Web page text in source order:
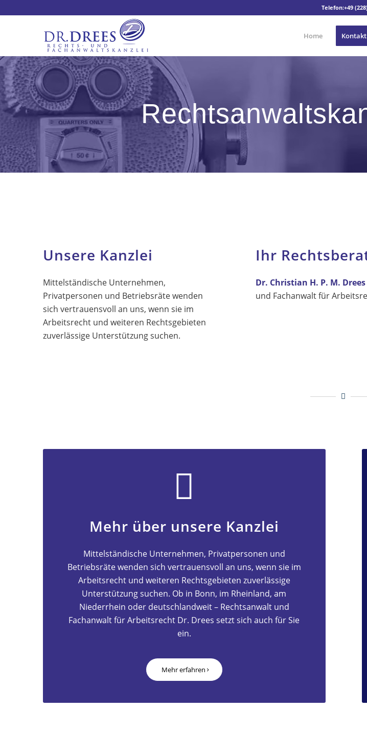
Telefon:+49
Home Kontakt
Unsere Kanzlei
Mittelständische Unternehmen,
Privatpersonen und Betriebsräte wenden
sich vertrauensvoll an uns, wenn sie im
Arbeitsrecht und weiteren Rechtsgebieten
zuverlässige Unterstützung suchen.
Ihr
Dr. Christian H. P. M. Drees
und Fachanwalt für
Mehr über unsere Kanzlei
Mittelständische Unternehmen, Privatpersonen und
Betriebsräte wenden sich vertrauensvoll an uns, wenn sie im
Arbeitsrecht und weiteren Rechtsgebieten zuverlässige
Unterstützung suchen. Ob in Bonn, im Rheinland, am
Niederrhein oder deutschlandweit – Rechtsanwalt und
Fachanwalt für Arbeitsrecht Dr. Drees setzt sich auch für Sie
ein.
Mehr erfahren